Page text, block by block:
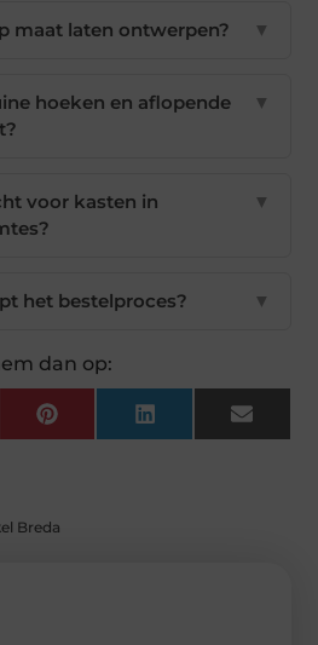
maat laten ontwerpen? ▼
hoeken en aflopende
▼
voor kasten in
▼
het bestelproces? ▼
dan op:
Pinterest LinkedIn Email
Breda